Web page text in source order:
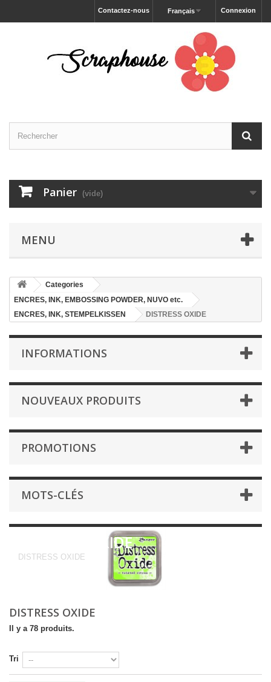
Connexion
Français
Contactez-nous
Panier (vide)
MENU
Categories
ENCRES, INK, EMBOSSING POWDER, NUVO etc.
ENCRES, INK, STEMPELKISSEN
DISTRESS OXIDE
INFORMATIONS
NOUVEAUX PRODUITS
PROMOTIONS
MOTS-CLÉS
DISTRESS OXIDE
DISTRESS OXIDE
DISTRESS OXIDE
Il y a 78 produits.
Tri